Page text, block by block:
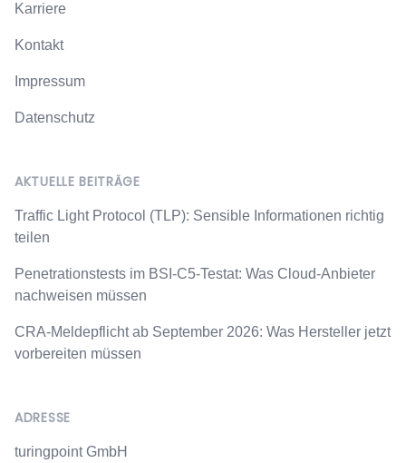
Karriere
Kontakt
Impressum
Datenschutz
AKTUELLE BEITRÄGE
Traffic Light Protocol (TLP): Sensible Informationen richtig
teilen
Penetrationstests im BSI-C5-Testat: Was Cloud-Anbieter
nachweisen müssen
CRA-Meldepflicht ab September 2026: Was Hersteller jetzt
vorbereiten müssen
ADRESSE
turingpoint GmbH